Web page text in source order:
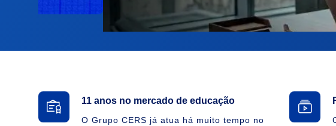
11 anos no mercado de educação
O Grupo CERS já atua há muito tempo no